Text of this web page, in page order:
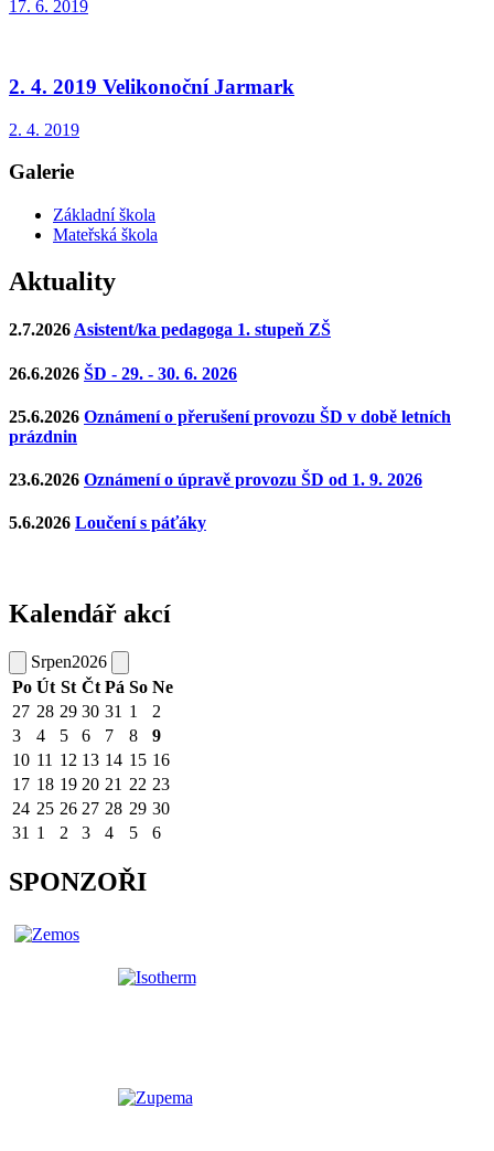
17. 6. 2019
2. 4. 2019 Velikonoční Jarmark
2. 4. 2019
Galerie
Základní škola
Mateřská škola
Aktuality
2.7.2026 Asistent/ka pedagoga 1. stupeň ZŠ
26.6.2026 ŠD - 29. - 30. 6. 2026
25.6.2026 Oznámení o přerušení provozu ŠD v době letních
prázdnin
23.6.2026 Oznámení o úpravě provozu ŠD od 1. 9. 2026
5.6.2026 Loučení s páťáky
Kalendář akcí
Srpen2026
Po Út St Čt Pá So Ne
27 28 29 30 31 1
2
3
4 5 6 7 8
9
10 11 12 13 14 15 16
17 18 19 20 21 22 23
24 25 26 27 28 29 30
31 1 2 3 4 5 6
SPONZOŘI